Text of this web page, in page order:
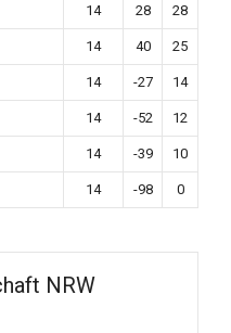
14 28 28
14 40 25
14 -27 14
14 -52 12
14 -39 10
14 -98 0
NRW